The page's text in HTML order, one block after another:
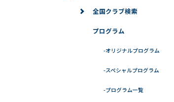
全国クラブ検索
プログラム
-オリジナルプログラム
-スペシャルプログラム
-プログラム一覧